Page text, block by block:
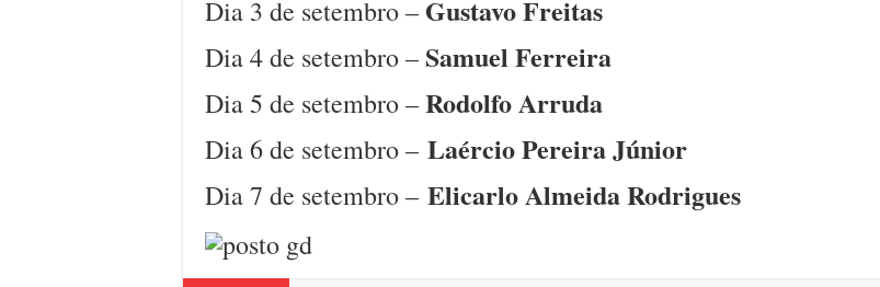
Dia 3 de setembro – Gustavo Freitas
Dia 4 de setembro –Samuel Ferreira
Dia 5 de setembro –Rodolfo Arruda
Dia 6 de setembro – Laércio Pereira Júnior
Dia 7 de setembro – Elicarlo Almeida Rodrigues